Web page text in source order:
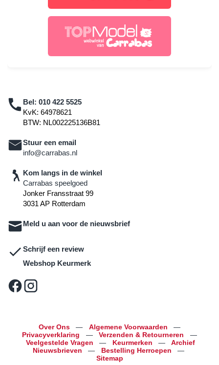
Bel: 010 422 5525
KvK: 64978621
BTW: NL002225136B81
Stuur een email
info@carrabas.nl
Kom langs in de winkel
Carrabas speelgoed
Jonker Fransstraat 99
3031 AP Rotterdam
Meld u aan voor de nieuwsbrief
Schrijf een review
Webshop Keurmerk
Over Ons — Algemene Voorwaarden
—
Privacyverklaring
— Verzenden & Retourneren
—
Veelgestelde Vragen
— Keurmerken —
Archief
Nieuwsbrieven
— Bestelling Herroepen
—
Sitemap